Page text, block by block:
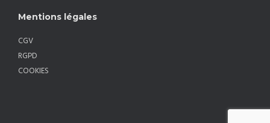
Mentions légales
CGV
RGPD
COOKIES